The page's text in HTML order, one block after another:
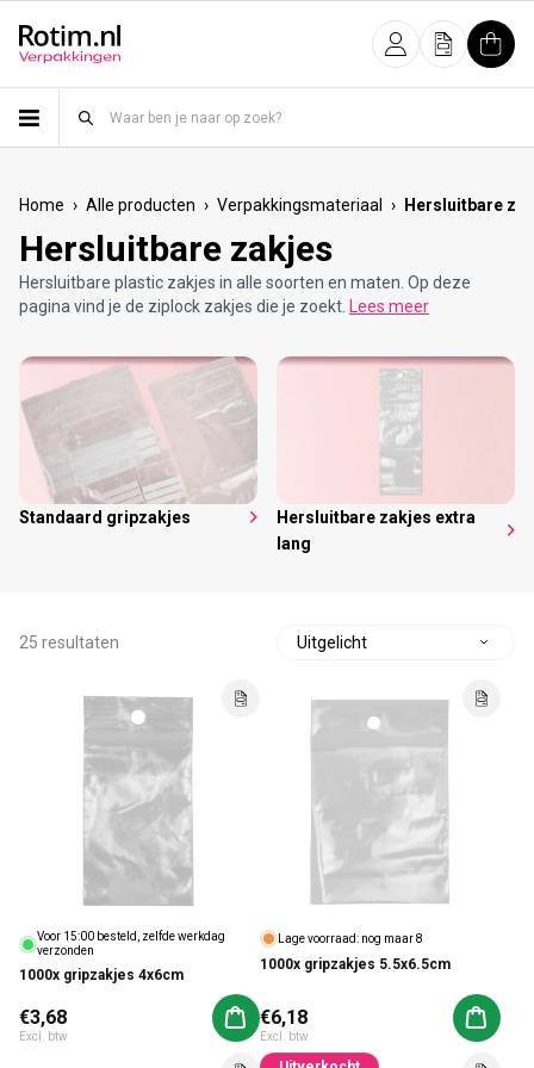
InloggenOfferte
Home › Alle producten › Verpakkingsmateriaal › Hersluitbare
Hersluitbare zakjes
Hersluitbare plastic zakjes in alle soorten en maten. Op deze
pagina vind je de ziplock zakjes die je zoekt. Lees meer
Standaard gripzakjes
Hersluitbare zakjes extra
lang
25 resultaten
Voor 15:00 besteld, zelfde werkdag
verzonden
1000x gripzakjes 4x6cm
Normale prijs
€3,68
Excl. btw
Aan winkelwagen toevoegen
Lage voorraad: nog maar 8
1000x gripzakjes 5.5x6.5cm
Normale prijs
€6,18
Excl. btw
Aan